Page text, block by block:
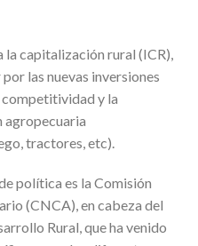
capitalización rural (ICR),
las nuevas inversiones
y la
agropecuaria
tractores, etc).
política es la Comisión
(CNCA), en cabeza del
Rural, que ha venido